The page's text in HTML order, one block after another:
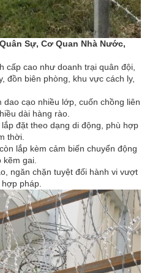
Sự, Cơ Quan Nhà Nước,
cấp cao như doanh trại quân đội,
đồn biên phòng, khu vực cách ly,
dao cạo nhiều lớp, cuốn chồng liên
dài hàng rào.
đặt theo dạng di động, phù hợp
thời.
lắp kèm cảm biến chuyển động
gai.
ngăn chặn tuyệt đối hành vi vượt
pháp.